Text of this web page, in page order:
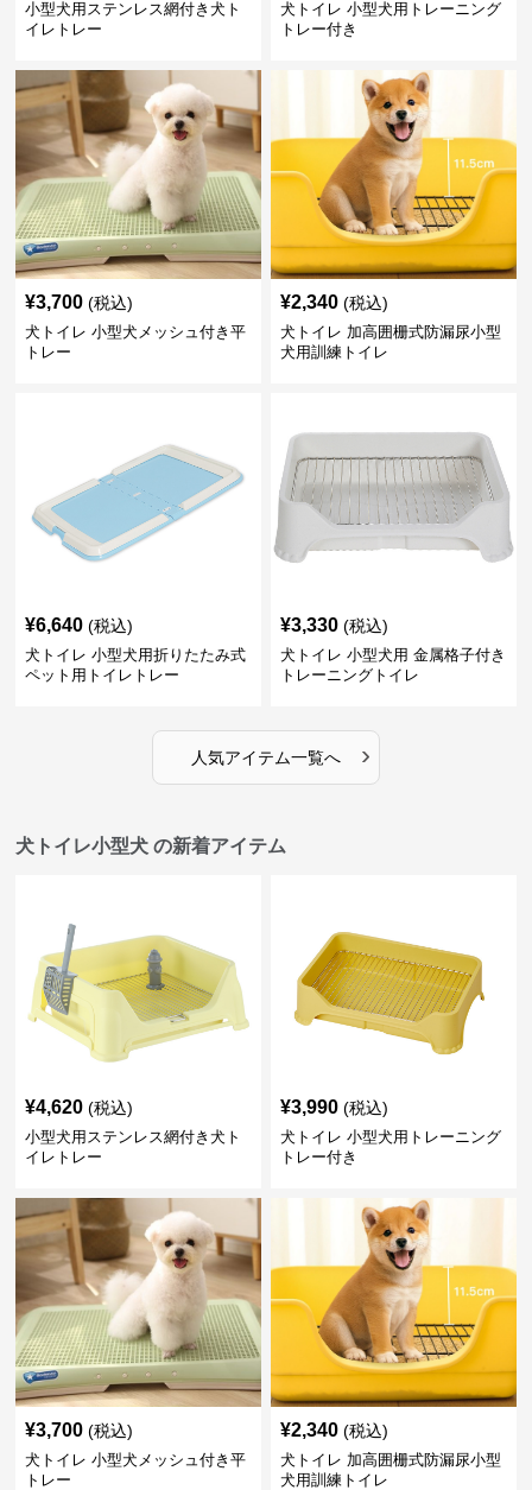
小型犬用ステンレス網付き犬ト
イレトレー
犬トイレ 小型犬用トレーニング
トレー付き
¥3,700 (税込)
犬トイレ 小型犬メッシュ付き平
トレー
¥2,340 (税込)
犬トイレ 加高囲栅式防漏尿小型
犬用訓練トイレ
¥6,640 (税込)
犬トイレ 小型犬用折りたたみ式
ペット用トイレトレー
¥3,330 (税込)
犬トイレ 小型犬用 金属格子付き
トレーニングトイレ
人気アイテム一覧へ ›
犬トイレ小型犬 の新着アイテム
¥4,620 (税込)
小型犬用ステンレス網付き犬ト
イレトレー
¥3,990 (税込)
犬トイレ 小型犬用トレーニング
トレー付き
¥3,700 (税込)
犬トイレ 小型犬メッシュ付き平
トレー
¥2,340 (税込)
犬トイレ 加高囲栅式防漏尿小型
犬用訓練トイレ